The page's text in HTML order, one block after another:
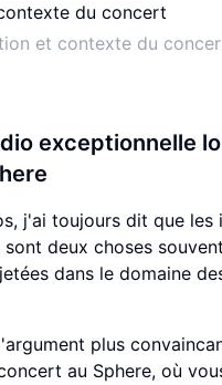
et contexte du
exceptionnelle
j'ai toujours dit que les
deux choses souvent
dans le domaine
plus
au Sphere, où